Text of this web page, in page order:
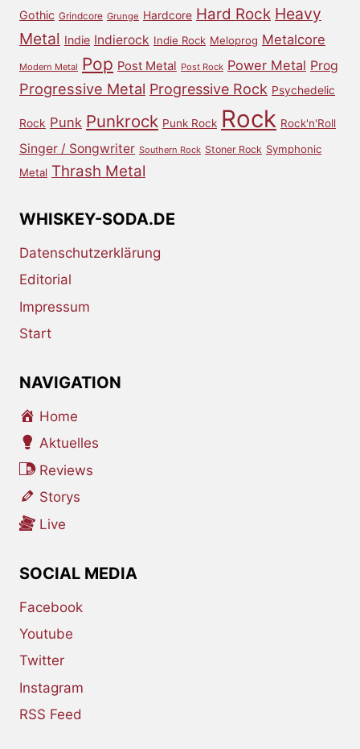
Gothic Grindcore Grunge Hardcore Hard Rock Heavy
Metal Indie Indierock Indie Rock Meloprog Metalcore
Modern Metal Pop Post Metal Post Rock Power Metal Prog
Progressive Metal Progressive Rock Psychedelic
Rock Punk Punkrock Punk Rock Rock Rock'n'Roll
Singer / Songwriter Southern Rock Stoner Rock Symphonic
Metal Thrash Metal
WHISKEY-SODA.DE
Datenschutzerklärung
Editorial
Impressum
Start
NAVIGATION
Home
Aktuelles
Reviews
Storys
Live
SOCIAL MEDIA
Facebook
Youtube
Twitter
Instagram
RSS Feed